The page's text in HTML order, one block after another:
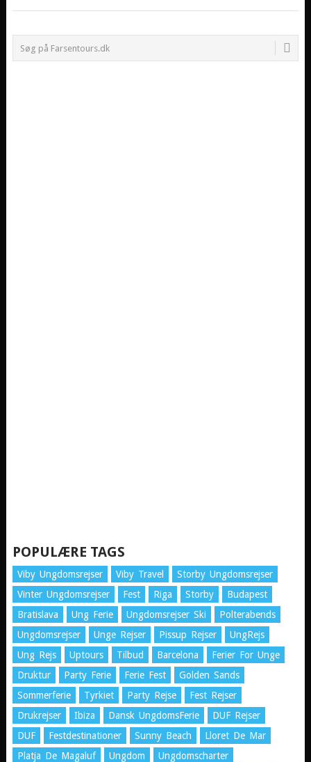
POPULÆRE TAGS
Viby Ungdomsrejser Viby Travel
Storby Ungdomsrejser
Vinter Ungdomsrejser
Fest Riga Storby
Budapest
Bratislava
Ung Ferie Ungdomsrejser Ski
Polterabends
Ungdomsrejser
Unge Rejser Pissup Rejser
UngRejs
Ung Rejs
Uptours Tilbud Barcelona
Ferier For Unge
Druktur
Party Ferie Ferie Fest
Golden Sands
Sommerferie
Tyrkiet Party Rejse
Fest Rejser
Drukrejser
Ibiza Dansk UngdomsFerie
DUF Rejser
DUF
Festdestinationer Sunny Beach
Lloret De Mar
Platja De Magaluf
Ungdom
Ungdomscharter